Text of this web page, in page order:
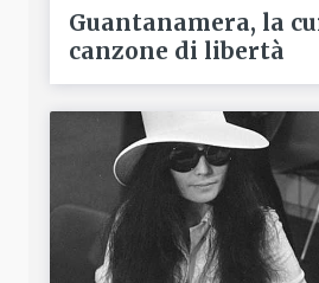
Guantanamera, la
canzone di libertà